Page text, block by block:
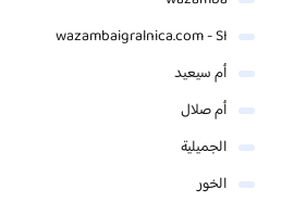
wazambaigralnica.com - SI
أم سيعيد
أم صلال
الجميلية
الخور